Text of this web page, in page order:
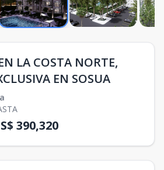
LA COSTA NORTE,
EN SOSUA
390,320